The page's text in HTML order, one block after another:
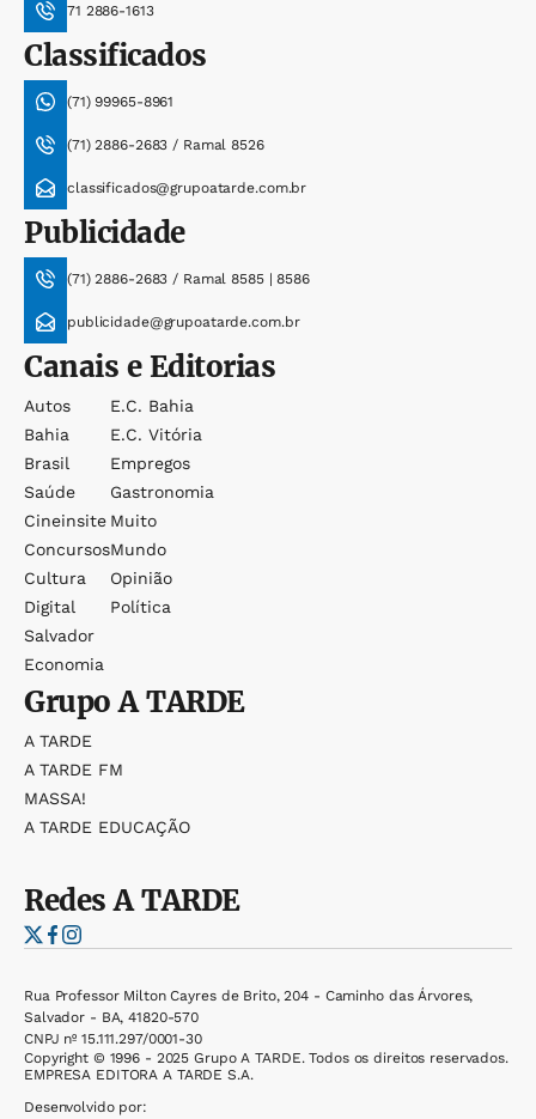
71 2886-1613
Classificados
(71) 99965-8961
(71) 2886-2683 / Ramal 8526
classificados@grupoatarde.com.br
Publicidade
(71) 2886-2683 / Ramal 8585 | 8586
publicidade@grupoatarde.com.br
Canais e Editorias
Autos
Bahia
Brasil
Saúde
Cineinsite
Concursos
Cultura
Digital
Salvador
Economia
E.c. Bahia
E.c. Vitória
Empregos
Gastronomia
Muito
Mundo
Opinião
Política
GrupoA TARDE
A TARDE
A TARDE FM
MASSA!
A TARDE EDUCAÇÃO
RedesA TARDE
Rua Professor Milton Cayres de Brito, 204 - Caminho das Árvores,
Salvador - BA, 41820-570
CNPJ nº 15.111.297/0001-30
Copyright © 1996 - 2025 Grupo A TARDE. Todos os direitos reservados.
EMPRESA EDITORA A TARDE S.A.
Desenvolvido por: